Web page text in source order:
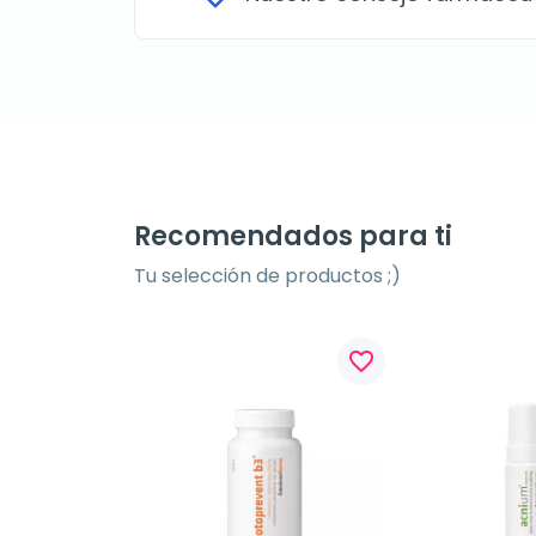
Recomendados para ti
Tu selección de productos ;)
favorite_border